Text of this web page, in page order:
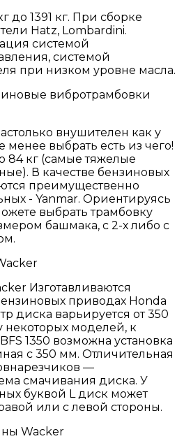
до 1391 кг. При сборке
Hatz, Lombardini.
системой
системой
при низком уровне масла.
вибротрамбовки
внушителен как у
менее выбрать есть из чего!
84 кг (самые тяжелые
В качестве бензиновых
преимущественно
- Yanmar. Ориентируясь
выбрать трамбовку
башмака, с 2-х либо с
Изготавливаются
приводах Honda
диска варьируется от 350
моделей, к
1350 возможна установка
с 350 мм. Отличительная
—
смачивания диска. У
буквой L диск может
или с левой стороны.
Wacker